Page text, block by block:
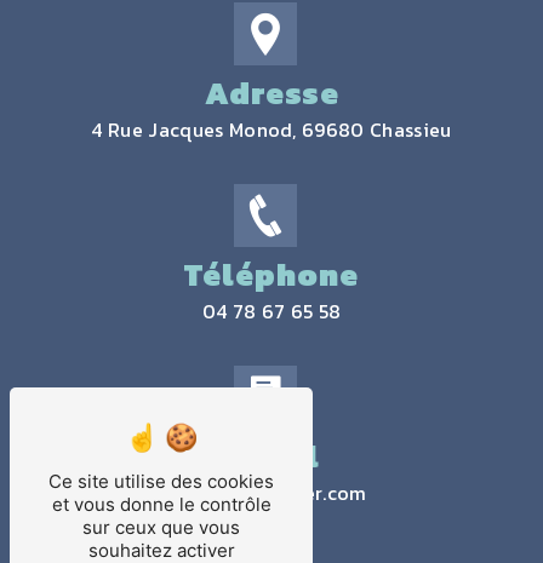
Adresse
4 Rue Jacques Monod, 69680 Chassieu
Téléphone
04 78 67 65 58
Email
contact@jtlaser.com
Ce site utilise des cookies
et vous donne le contrôle
sur ceux que vous
souhaitez activer